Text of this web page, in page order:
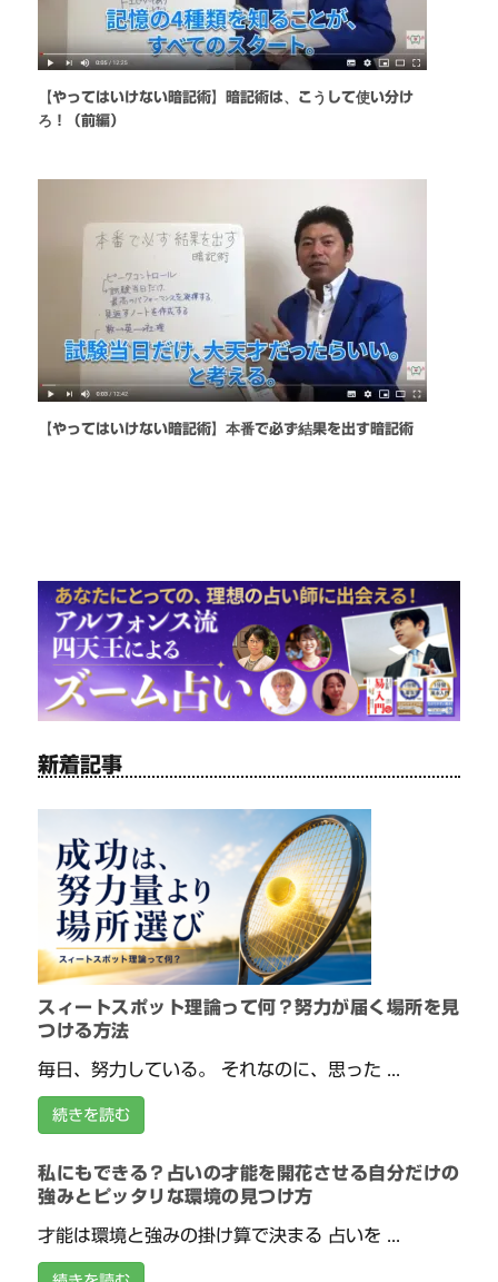
【やってはいけない暗記術】暗記術は、こうして使い分け
ろ！（前編）
【やってはいけない暗記術】本番で必ず結果を出す暗記術
新着記事
スィートスポット理論って何？努力が届く場所を見
つける方法
毎日、努力している。 それなのに、思った ...
続きを読む
私にもできる？占いの才能を開花させる自分だけの
強みとピッタリな環境の見つけ方
才能は環境と強みの掛け算で決まる 占いを ...